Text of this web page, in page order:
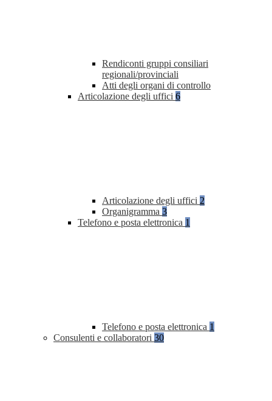
Rendiconti gruppi consiliari
regionali/provinciali
Atti degli organi di controllo
Articolazione degli uffici 6
Articolazione degli uffici 2
Organigramma 3
Telefono e posta elettronica 1
Telefono e posta elettronica 1
Consulenti e collaboratori 30